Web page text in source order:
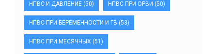
НПВС И ДАВЛЕНИЕ (50) НПВС ПРИ ОРВИ (50)
НПВС ПРИ БЕРЕМЕННОСТИ И ГВ (53)
НПВС ПРИ МЕСЯЧНЫХ (51)